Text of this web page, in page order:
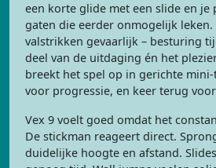
een korte glide met een slide en je
gaten die eerder onmogelijk
valstrikken gevaarlijk – besturing
deel van de uitdaging én het
breekt het spel op in gerichte mini-
voor progressie, en keer terug
Vex 9 voelt goed omdat het
De stickman reageert direct.
duidelijke hoogte en afstand.